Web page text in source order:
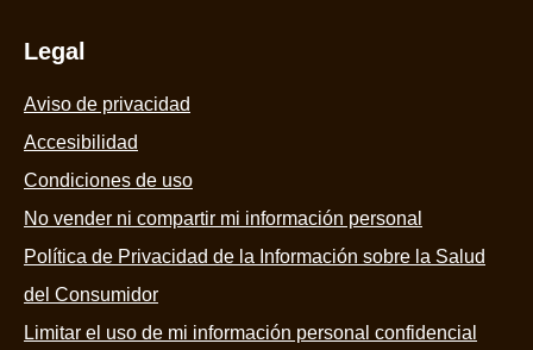
Legal
Aviso de privacidad
Accesibilidad
Condiciones de uso
No vender ni compartir mi información personal
Política de Privacidad de la Información sobre la Salud
del Consumidor
Limitar el uso de mi información personal confidencial